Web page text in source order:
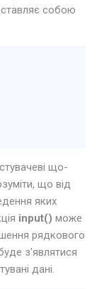
собою
що-
що від
яких
input() може
рядкового
з'являтися
дані.